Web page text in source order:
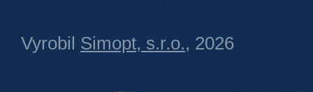
Vyrobil Simopt, s.r.o., 2026